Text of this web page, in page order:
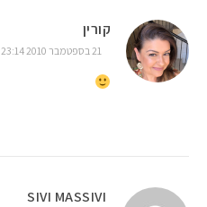
קורין
21 בספטמבר 2010 AT 23:14
SIVI MASSIVI